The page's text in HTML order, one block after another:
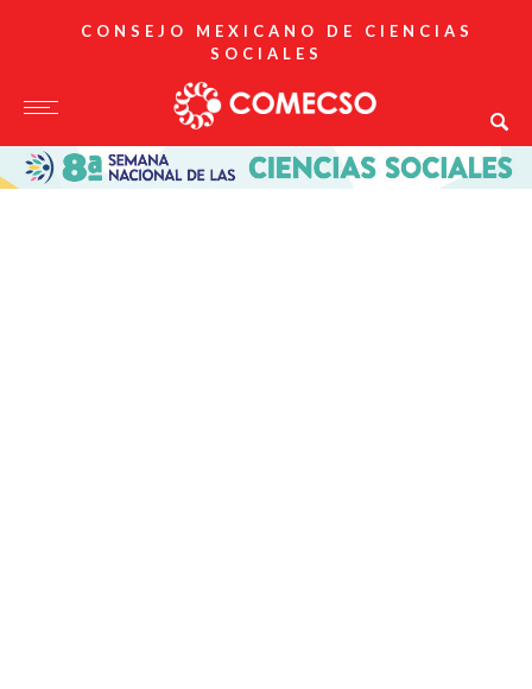
CONSEJO MEXICANO DE CIENCIAS
SOCIALES